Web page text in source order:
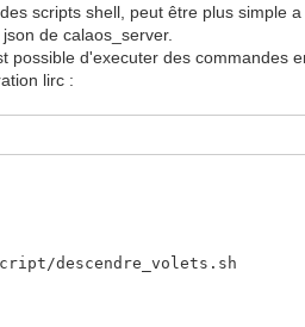
scripts shell, peut être plus simple
de calaos_server.
possible d'executer des commandes
lirc :
descendre_volets.sh